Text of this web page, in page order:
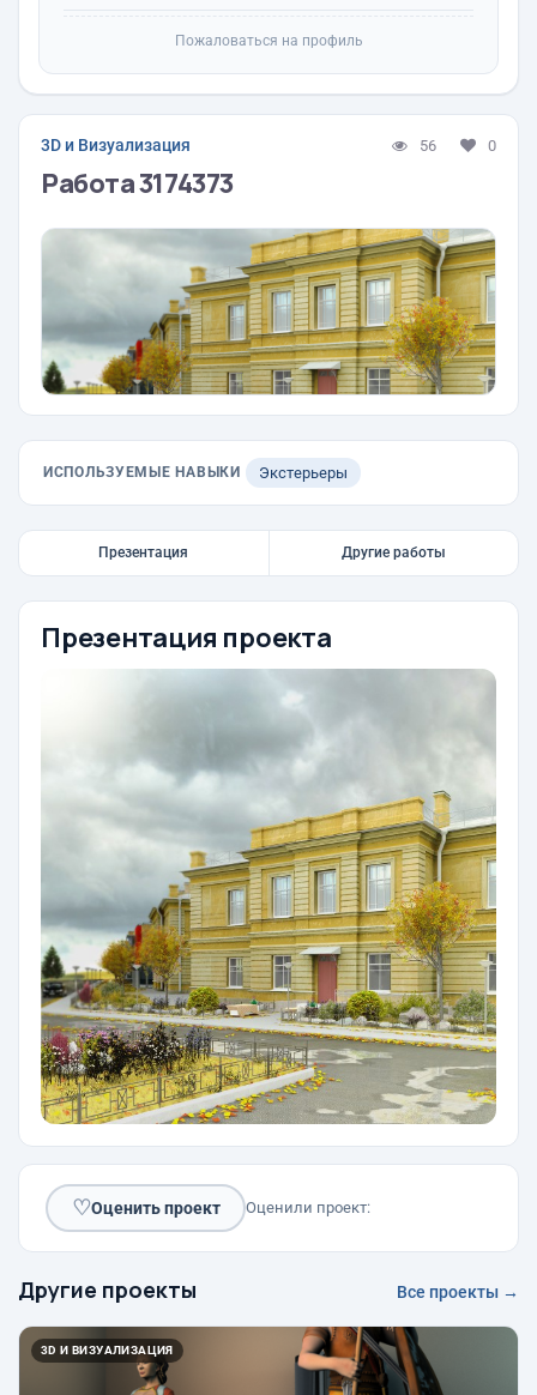
Пожаловаться на профиль
3D и Визуализация 56 0
Работа 3174373
ИСПОЛЬЗУЕМЫЕ НАВЫКИ Экстерьеры
Презентация Другие работы
Презентация проекта
♡Оценить проект Оценили проект:
Другие проекты Все проекты →
3D И ВИЗУАЛИЗАЦИЯ